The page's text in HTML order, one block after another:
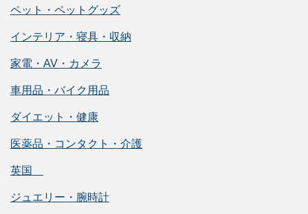
ペット・ペットグッズ
インテリア・寝具・収納
家電・AV・カメラ
車用品・バイク用品
ダイエット・健康
医薬品・コンタクト・介護
英国
ジュエリー・腕時計